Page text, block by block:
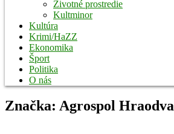
Životné prostredie
Kultminor
Kultúra
Krimi/HaZZ
Ekonomika
Šport
Politika
O nás
Značka: Agrospol Hraodva